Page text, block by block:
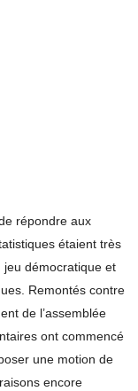
répondre aux
étaient très
jeu démocratique et
Remontés contre
de l’assemblée
ont commencé
une motion de
encore